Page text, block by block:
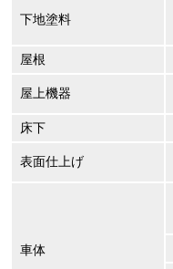
下地塗料
屋根
屋上機器
床下
表面仕上げ
車体